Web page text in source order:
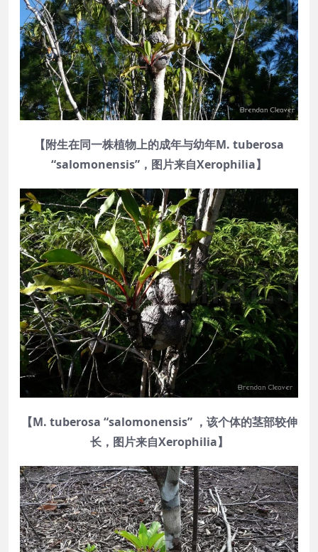
【附生在同一株植物上的成年与幼年M. tuberosa
“salomonensis”，图片来自Xerophilia】
【M. tuberosa “salomonensis” ，该个体的茎部较伸
长，图片来自Xerophilia】